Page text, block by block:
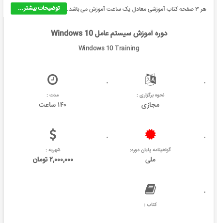
توضیحات بیشتر...
هر ۳ صفحه کتاب آموزشی معادل یک ساعت آموزش می باشد.
دوره آموزش سیستم عامل Windows 10
Windows 10 Training
نحوه برگزاری :
مجازی
مدت :
۱۴۰ ساعت
گواهینامه پایان دوره:
ملی
شهریه :
۲,۰۰۰,۰۰۰ تومان
کتاب :